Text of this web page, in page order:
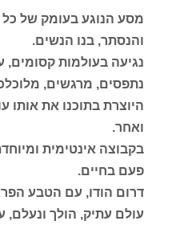
מסע הנוגע בעומק של כל
והנסתר, בנו הנשים.
נגיעה בעולמות קסומים,
נתפסים, מרגשים,
היוצרת בתוכנו את
ואחר.
בקבוצה אינטימית
פעם בחיים.
דרום הודו, עם הטבע
עולם עתיק, הולך ונעלם,